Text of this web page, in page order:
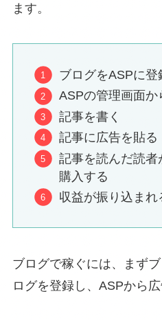
ます。
ブログをASPに登
ASPの管理画面
記事を書く
記事に広告を貼る
記事を読んだ読者
購入する
収益が振り込まれ
ブログで稼ぐには、まず
ログを登録し、ASPから広